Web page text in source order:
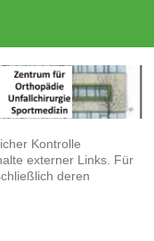
Kontrolle
externer Links. Für
deren